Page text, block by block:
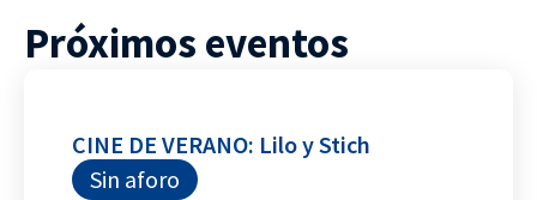
Próximos eventos
CINE DE VERANO: Lilo y Stich
Sin aforo